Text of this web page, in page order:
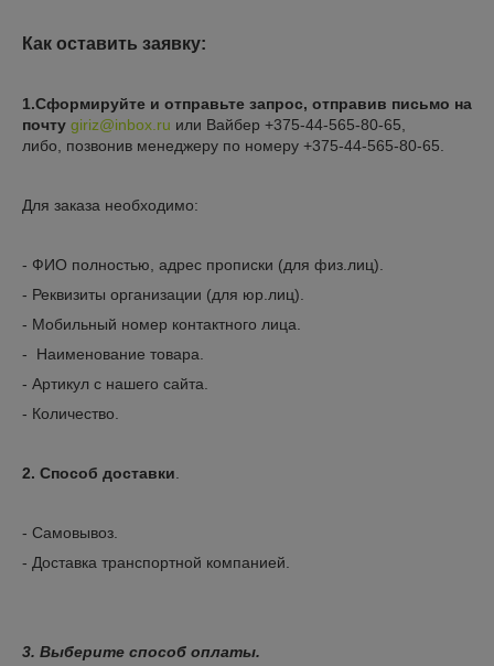
Как оставить заявку:
1.Сформируйте и отправьте запрос, отправив письмо на
почту giriz@inbox.ru или Вайбер +375-44-565-80-65,
либо, позвонив менеджеру по номеру +375-44-565-80-65.
Для заказа необходимо:
- ФИО полностью, адрес прописки (для физ.лиц).
- Реквизиты организации (для юр.лиц).
- Мобильный номер контактного лица.
- Наименование товара.
- Артикул с нашего сайта.
- Количество.
2. Способ доставки
- Самовывоз.
- Доставка транспортной компанией.
3. Выберите способ оплаты.